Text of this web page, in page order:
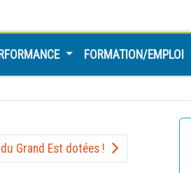
FORMATION/EMPLOI
Grand Est dotées !